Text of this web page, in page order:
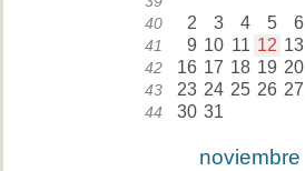
40 2 3 4 5 6
41 9 10 11 12 13
42 16 17 18 19 20
43 23 24 25 26 27
44 30 31
noviembre